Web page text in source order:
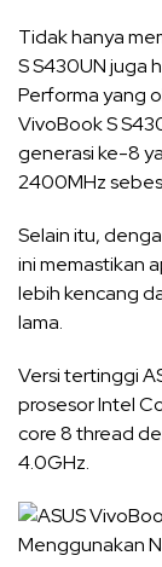
Tidak hanya
S S430UN juga
Performa yang
VivoBook S
generasi ke-8
2400MHz
Selain itu,
ini memastikan
lebih kencang
lama.
Versi tertinggi
prosesor Intel
core 8 thread
4.0GHz.